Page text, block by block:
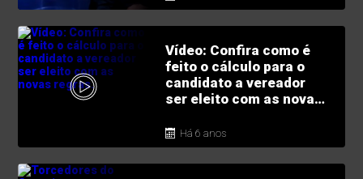
Vídeo: Confira como é
feito o cálculo para o
candidato a vereador
ser eleito com as novas
Há 6 anos